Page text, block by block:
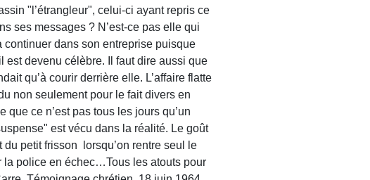
"l’étrangleur", celui-ci ayant repris ce
ses messages ? N’est-ce pas elle qui
continuer dans son entreprise puisque
est devenu célèbre. Il faut dire aussi que
qu’à courir derrière elle. L’affaire flatte
non seulement pour le fait divers en
que ce n’est pas tous les jours qu’un
est vécu dans la réalité. Le goût
du petit frisson lorsqu’on rentre seul le
la police en échec…Tous les atouts pour